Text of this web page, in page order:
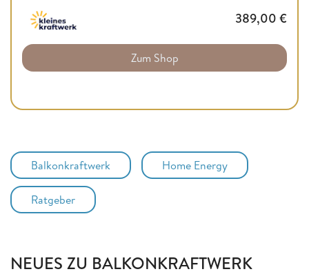
389,00 €
Zum Shop
Balkonkraftwerk Home Energy
Ratgeber
NEUES ZU BALKONKRAFTWERK